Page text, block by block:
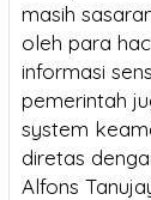
masih
oleh para
informasi
pemerintah
system
diretas
Alfons
Sertifikat
Lumpuh
SSL